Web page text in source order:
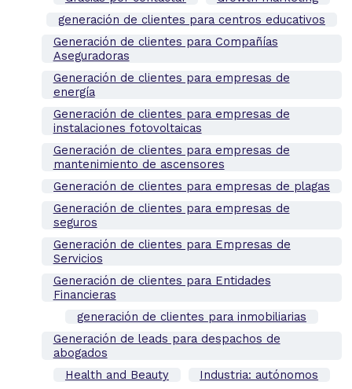
generación de clientes para centros educativos
Generación de clientes para Compañías
Aseguradoras
Generación de clientes para empresas de
energía
Generación de clientes para empresas de
instalaciones fotovoltaicas
Generación de clientes para empresas de
mantenimiento de ascensores
Generación de clientes para empresas de plagas
Generación de clientes para empresas de
seguros
Generación de clientes para Empresas de
Servicios
Generación de clientes para Entidades
Financieras
generación de clientes para inmobiliarias
Generación de leads para despachos de
abogados
Health and Beauty
Industria: autónomos